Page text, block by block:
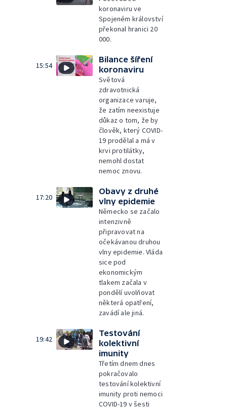
koronaviru ve
Spojeném království
překonal hranici 20
000.
15:54
Bilance šíření
koronaviru
Světová
zdravotnická
organizace varuje,
že zatím neexistuje
důkaz o tom, že by
člověk, který COVID-
19 prodělal a má v
krvi protilátky,
nemohl dostat
nemoc znovu.
17:20
Obavy z druhé
vlny epidemie
Německo se začalo
intenzivně
připravovat na
očekávanou druhou
vlny epidemie. Vláda
sice pod
ekonomickým
tlakem začala v
pondělí uvolňovat
některá opatření,
zavádí ale jiná.
19:42
Testování
kolektivní
imunity
Třetím dnem dnes
pokračovalo
testování kolektivní
imunity proti nemoci
COVID-19 v šesti